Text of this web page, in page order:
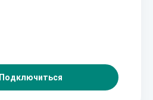
Подключиться